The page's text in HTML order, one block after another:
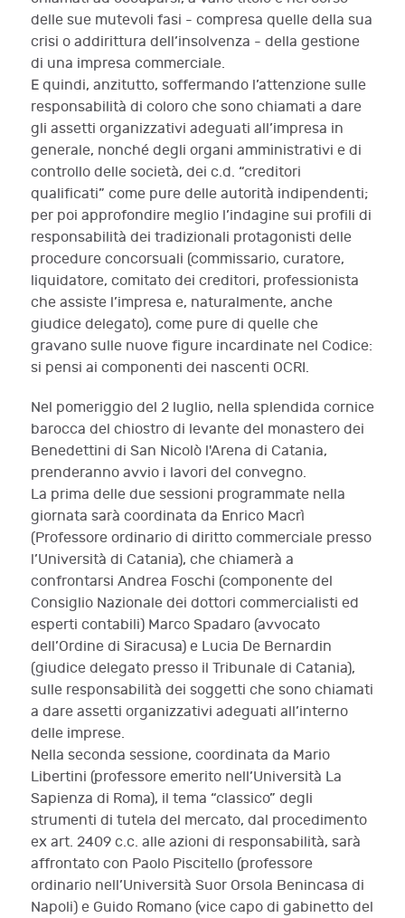
delle sue mutevoli fasi - compresa quelle della sua
crisi o addirittura dell’insolvenza - della gestione
di una impresa commerciale.
E quindi, anzitutto, soffermando l’attenzione sulle
responsabilità di coloro che sono chiamati a dare
gli assetti organizzativi adeguati all’impresa in
generale, nonché degli organi amministrativi e di
controllo delle società, dei c.d. “creditori
qualificati” come pure delle autorità indipendenti;
per poi approfondire meglio l’indagine sui profili di
responsabilità dei tradizionali protagonisti delle
procedure concorsuali (commissario, curatore,
liquidatore, comitato dei creditori, professionista
che assiste l’impresa e, naturalmente, anche
giudice delegato), come pure di quelle che
gravano sulle nuove figure incardinate nel Codice:
si pensi ai componenti dei nascenti OCRI.
Nel pomeriggio del 2 luglio, nella splendida cornice
barocca del chiostro di levante del monastero dei
Benedettini di San Nicolò l'Arena di Catania,
prenderanno avvio i lavori del convegno.
La prima delle due sessioni programmate nella
giornata sarà coordinata da Enrico Macrì
(Professore ordinario di diritto commerciale presso
l’Università di Catania), che chiamerà a
confrontarsi Andrea Foschi (componente del
Consiglio Nazionale dei dottori commercialisti ed
esperti contabili) Marco Spadaro (avvocato
dell’Ordine di Siracusa) e Lucia De Bernardin
(giudice delegato presso il Tribunale di Catania),
sulle responsabilità dei soggetti che sono chiamati
a dare assetti organizzativi adeguati all’interno
delle imprese.
Nella seconda sessione, coordinata da Mario
Libertini (professore emerito nell’Università La
Sapienza di Roma), il tema “classico” degli
strumenti di tutela del mercato, dal procedimento
ex art. 2409 c.c. alle azioni di responsabilità, sarà
affrontato con Paolo Piscitello (professore
ordinario nell’Università Suor Orsola Benincasa di
Napoli) e Guido Romano (vice capo di gabinetto del